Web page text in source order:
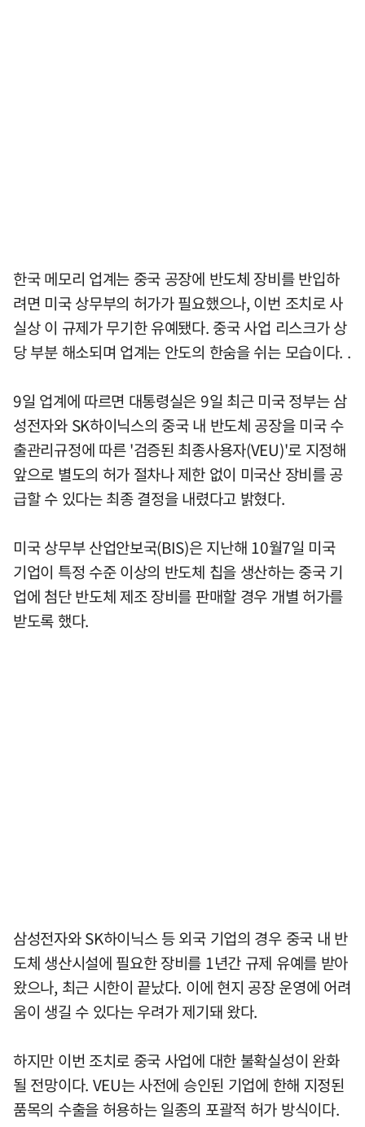
한국 메모리 업계는 중국 공장에 반도체 장비를 반입하
려면 미국 상무부의 허가가 필요했으나, 이번 조치로 사
실상 이 규제가 무기한 유예됐다. 중국 사업 리스크가 상
당 부분 해소되며 업계는 안도의 한숨을 쉬는 모습이다. .
9일 업계에 따르면 대통령실은 9일 최근 미국 정부는 삼
성전자와 SK하이닉스의 중국 내 반도체 공장을 미국 수
출관리규정에 따른 '검증된 최종사용자(VEU)'로 지정해
앞으로 별도의 허가 절차나 제한 없이 미국산 장비를 공
급할 수 있다는 최종 결정을 내렸다고 밝혔다.
미국 상무부 산업안보국(BIS)은 지난해 10월7일 미국
기업이 특정 수준 이상의 반도체 칩을 생산하는 중국 기
업에 첨단 반도체 제조 장비를 판매할 경우 개별 허가를
받도록 했다.
삼성전자와 SK하이닉스 등 외국 기업의 경우 중국 내 반
도체 생산시설에 필요한 장비를 1년간 규제 유예를 받아
왔으나, 최근 시한이 끝났다. 이에 현지 공장 운영에 어려
움이 생길 수 있다는 우려가 제기돼 왔다.
하지만 이번 조치로 중국 사업에 대한 불확실성이 완화
될 전망이다. VEU는 사전에 승인된 기업에 한해 지정된
품목의 수출을 허용하는 일종의 포괄적 허가 방식이다.